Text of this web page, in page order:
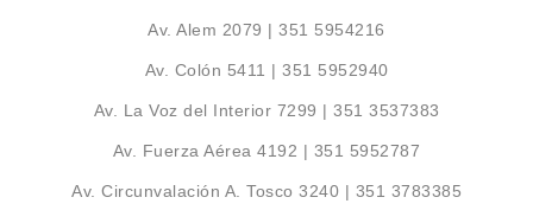
Av. Alem 2079 | 351 5954216
Av. Colón 5411 | 351 5952940
Av. La Voz del Interior 7299 | 351 3537383
Av. Fuerza Aérea 4192 | 351 5952787
Av. Circunvalación A. Tosco 3240 | 351 3783385